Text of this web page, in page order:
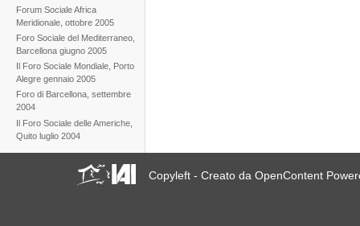
Forum Sociale Africa
Meridionale, ottobre 2005
Foro Sociale del Mediterraneo,
Barcellona giugno 2005
Il Foro Sociale Mondiale, Porto
Alegre gennaio 2005
Foro di Barcellona, settembre
2004
Il Foro Sociale delle Americhe,
Quito luglio 2004
Copyleft - Creato da OpenContent